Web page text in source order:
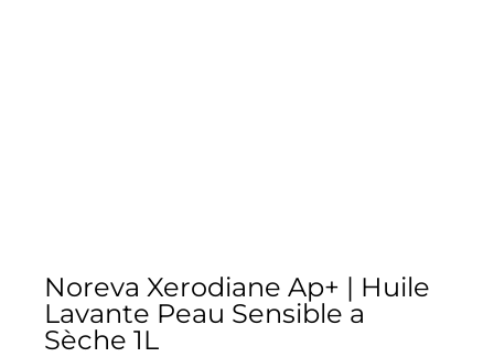
Noreva Xerodiane Ap+ | Huile
Lavante Peau Sensible a
Sèche 1L